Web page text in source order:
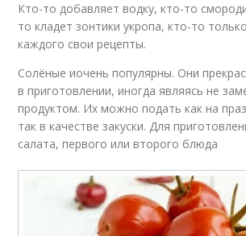
Кто-то добавляет водку, кто-то
то кладет зонтики укропа, кто-то
каждого свои рецепты.
Солёные иочень популярны. Они
в приготовлении, иногда являясь не
продуктом. Их можно подать как на
так в качестве закуски. Для
салата, первого или второго блюда